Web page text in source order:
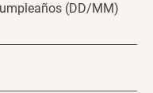
(DD/MM)